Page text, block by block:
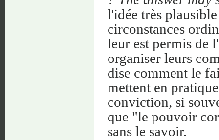
l'idée très
circonstances
leur est permis de
organiser leurs
dise comment le
mettent en
conviction, si
que "le pouvoir
sans le savoir.